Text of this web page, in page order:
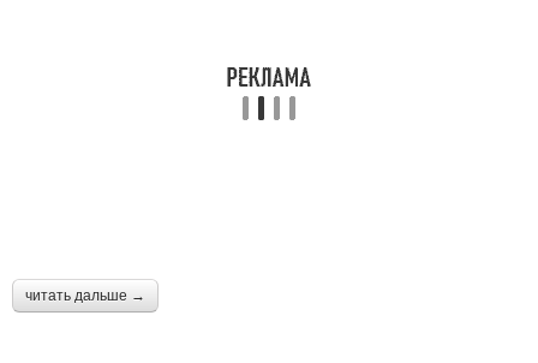
читать дальше →